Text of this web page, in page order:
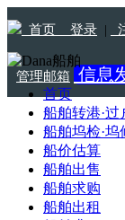
首页 登录 |
管理邮箱 信息
Tel:18115303233
首页
船舶转港·过
船舶坞检·坞
船价估算
船舶出售
船舶求购
船舶出租